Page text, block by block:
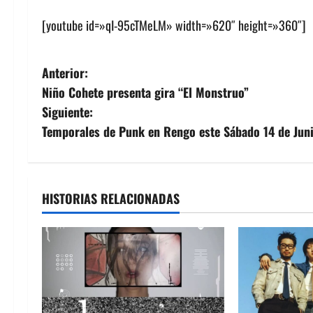
[youtube id=»qI-95cTMeLM» width=»620″ height=»360″]
N
a
v
g
a
c
Anterior:
Niño Cohete presenta gira “El Monstruo”
Siguiente:
Temporales de Punk en Rengo este Sábado 14 de
HISTORIAS RELACIONADAS